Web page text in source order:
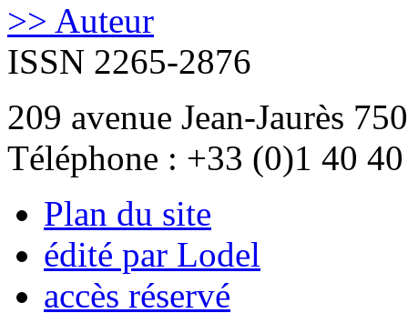
>> Auteur
ISSN 2265-2876
209 avenue Jean-Jaurès
Téléphone : +33 (0)1 40
Plan du site
édité par Lodel
accès réservé